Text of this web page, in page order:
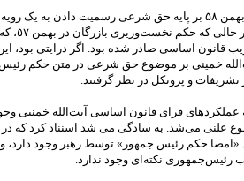
قبول حکم رئیس‌جمهوری در بهمن ۵۸ بر پایه حق شرعی رسمیت دادن
تصویب
قانون اساسی صادر شده بود. اگر درایتی بود،
خمینی بر موضوع حق شرعی در متن حکم
و پروتکل در نظر گرفتند.
فرای قانون اساسی آیت‌الله خمنیی
«امضا حکم رئیس جمهور» توسط رهبر وجود دارد،
نکته‌ای وجود ندارد.